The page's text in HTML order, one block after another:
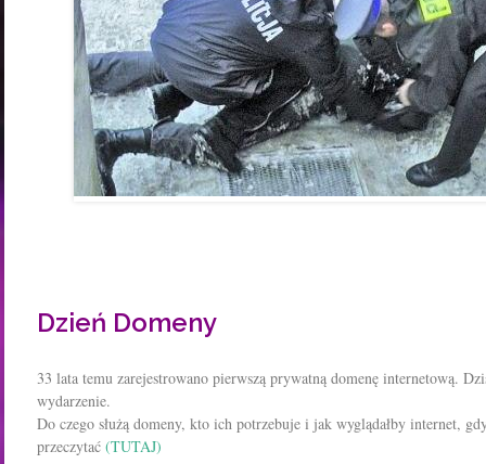
Dzień Domeny
​33 lata temu zarejestrowano pierwszą prywatną domenę internetową.
wydarzenie.
Do czego służą domeny, kto ich potrzebuje i jak wyglądałby internet,
przeczytać (TUTAJ)